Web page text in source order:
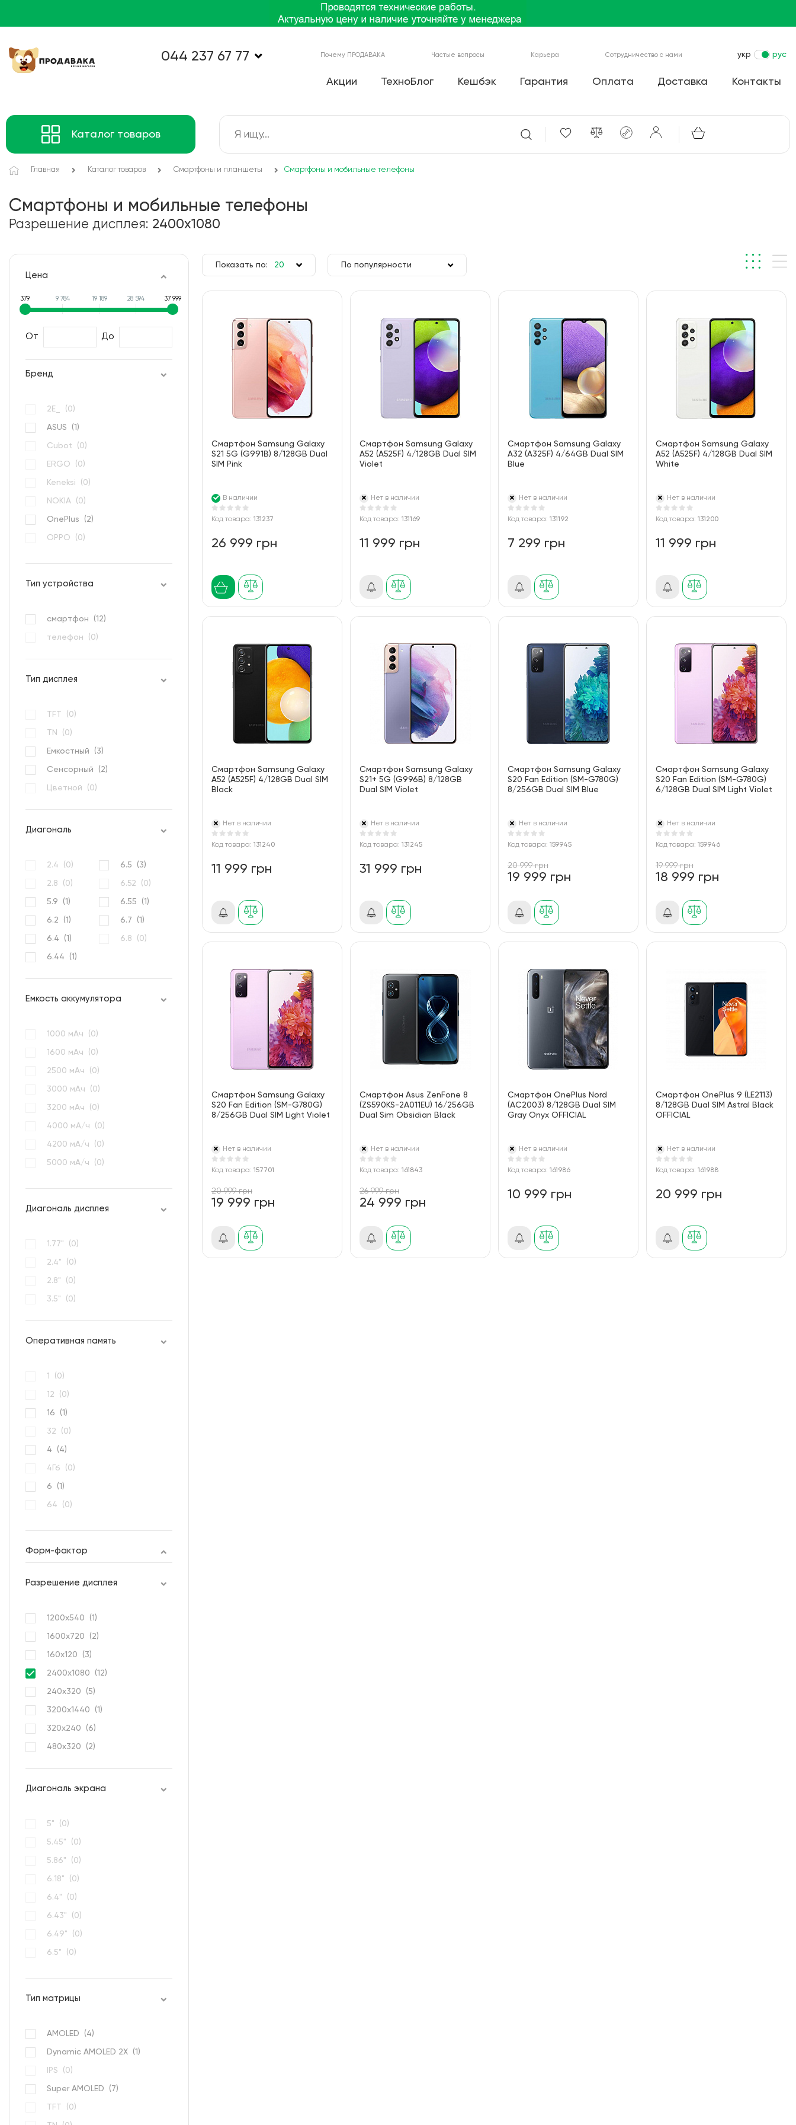
044 237 67 77 Почему ПРОДАВАКА Частые вопросы Карьера Сотрудничество с нами укр рус
Акции ТехноБлог Кешбэк Гарантия Оплата Доставка Контакты
Каталог товаров
Главная Каталог товаров Смартфоны и планшеты Смартфоны и мобильные телефоны
Смартфоны и мобильные телефоны
Разрешение дисплея: 2400x1080
Цена
379 9 784 19 189 28 594 37 999
От До
Бренд
2E_ (0)
ASUS (1 )
Cubot (0)
ERGO (0)
Keneksi (0)
NOKIA (0)
OnePlus (2)
OPPO (0)
Тип устройства
смартфон (12)
телефон (0)
Тип дисплея
TFT (0)
TN (0)
Емкостный (3)
Сенсорный (2)
Цветной (0)
Диагональ
2.4 (0)
2.8 (0)
5.9 (1 )
6.2 (1 )
6.4 (1 )
6.44 (1 )
6.5 (3)
6.52 (0)
6.55 (1 )
6.7 (1 )
6.8 (0)
Емкость аккумулятора
1000 мАч (0)
1600 мАч (0)
2500 мАч (0)
3000 мАч (0)
3200 мАч (0)
4000 мА/ч (0)
4200 мА/ч (0)
5000 мА/ч (0)
Диагональ дисплея
1.77" (0)
2.4" (0)
2.8" (0)
3.5" (0)
Оперативная память
1 (0)
12 (0)
16 (1 )
32 (0)
4 (4)
4Гб (0)
6 (1 )
64 (0)
Форм-фактор
Разрешение дисплея
1200x540 (1 )
1600x720 (2)
160х120 (3)
2400x1080 (12)
240x320 (5)
3200x1440 (1 )
320х240 (6)
480х320 (2)
Диагональ экрана
5" (0)
5.45" (0)
5.86" (0)
6.18" (0)
6.4" (0)
6.43" (0)
6.49" (0)
6.5" (0)
Тип матрицы
AMOLED (4)
Dynamic AMOLED 2Х (1 )
IPS (0)
Super AMOLED ( 7)
TFT (0)
Показать по:
20
100
По популярности
Смартфон Samsung Galaxy
S21 5G (G991B) 8/128GB Dual
SIM Pink
В наличии
Код товара: 131237
26 999 грн
Смартфон Samsung Galaxy
A52 (A525F) 4/128GB Dual SIM
Violet
Нет в наличии
Код товара: 131169
11 999 грн
Смартфон Samsung Galaxy
A32 (A325F) 4/64GB Dual SIM
Blue
Нет в наличии
Код товара: 131192
7 299 грн
Смартфон Samsung Galaxy
A52 (A525F) 4/128GB Dual SIM
White
Нет в наличии
Код товара: 131200
11 999 грн
Смартфон Samsung Galaxy
A52 (A525F) 4/128GB Dual SIM
Black
Нет в наличии
Код товара: 131240
11 999 грн
Смартфон Samsung Galaxy
S21+ 5G (G996B) 8/128GB
Dual SIM Violet
Нет в наличии
Код товара: 131245
31 999 грн
Смартфон Samsung Galaxy
S20 Fan Edition (SM-G780G)
8/256GB Dual SIM Blue
Нет в наличии
Код товара: 159945
20 999 грн
19 999 грн
Смартфон Samsung Galaxy
S20 Fan Edition (SM-G780G)
6/128GB Dual SIM Light Violet
Нет в наличии
Код товара: 159946
19 999 грн
18 999 грн
Смартфон Samsung Galaxy
S20 Fan Edition (SM-G780G)
8/256GB Dual SIM Light Violet
Нет в наличии
Код товара: 157701
20 999 грн
19 999 грн
Смартфон Asus ZenFone 8
(ZS590KS-2A011EU) 16/256GB
Dual Sim Obsidian Black
Нет в наличии
Код товара: 161843
26 999 грн
24 999 грн
Смартфон OnePlus Nord
(AC2003) 8/128GB Dual SIM
Gray Onyx OFFICIAL
Нет в наличии
Код товара: 161986
10 999 грн
Смартфон OnePlus 9 (LE2113)
8/128GB Dual SIM Astral Black
OFFICIAL
Нет в наличии
Код товара: 161988
20 999 грн